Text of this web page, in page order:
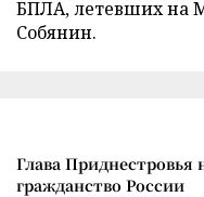
БПЛА, летевших на
Собянин.
Глава Приднестровья
гражданство России